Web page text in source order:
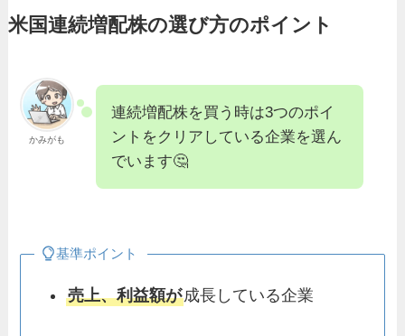
米国連続増配株の選び方のポイント
かみがも
連続増配株を買う時は3つのポイ
ントをクリアしている企業を選ん
でいます🤔
基準ポイント
売上、利益額が成長している企業